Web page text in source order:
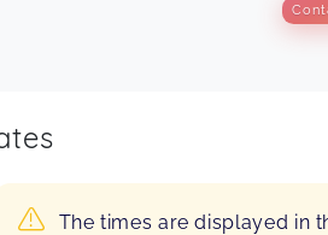
The times are displayed in